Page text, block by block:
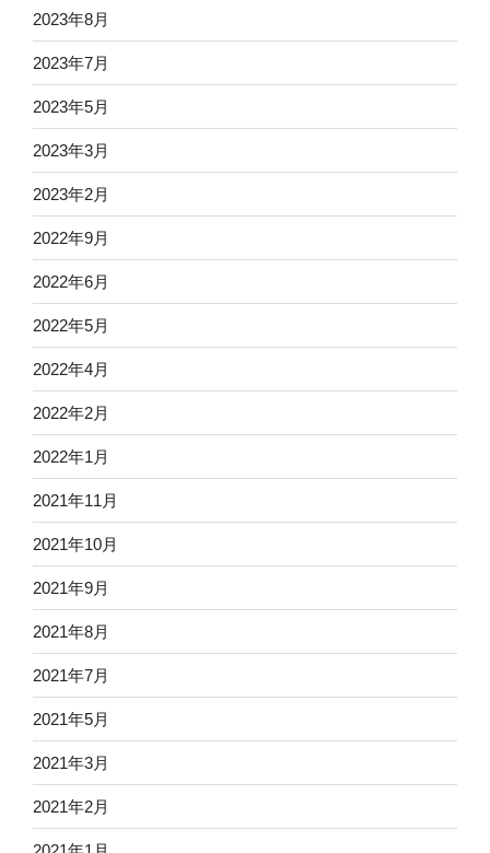
2023年8月
2023年7月
2023年5月
2023年3月
2023年2月
2022年9月
2022年6月
2022年5月
2022年4月
2022年2月
2022年1月
2021年11月
2021年10月
2021年9月
2021年8月
2021年7月
2021年5月
2021年3月
2021年2月